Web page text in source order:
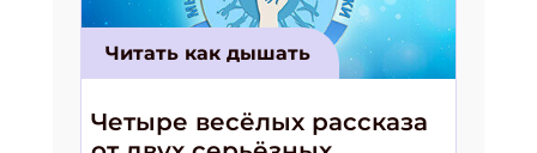
Читать как дышать
Четыре весёлых рассказа